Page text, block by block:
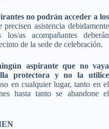
no podrán acceder a los
asistencia debidamente
as acompañantes deberán
de la sede de celebración.
aspirante que no vaya
protectora y no la utilice
en cualquier lugar, tanto en el
hasta tanto se abandone el